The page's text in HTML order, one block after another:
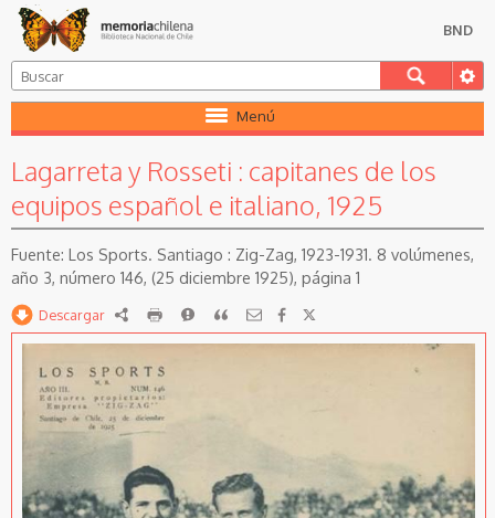
BND
Menú
Lagarreta y Rosseti : capitanes de los
equipos español e italiano, 1925
Los Sports. Santiago : Zig-Zag, 1923-1931. 8 volúmenes,
año 3, número 146, (25 diciembre 1925), página 1
Descargar RDF imprimirReportarCitar